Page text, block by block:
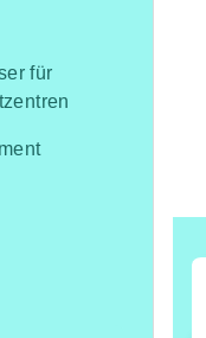
für